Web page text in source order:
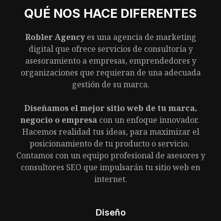
QUÉ NOS HACE DIFERENTES
Robler Agencyes una agencia de marketing
digital que ofrece servicios de consultoría y
asesoramiento a empresas, emprendedores y
organizaciones que requieran de una adecuada
gestión de su marca.
Diseñamos el mejor sitio web de tu marca,
negocio o empresa con un enfoque innovador.
Hacemos realidad tus ideas, para maximizar el
posicionamiento de tu producto o servicio.
Contamos con un equipo profesional de asesores y
consultores SEO que impulsarán tu sitio web en
internet.
Diseño